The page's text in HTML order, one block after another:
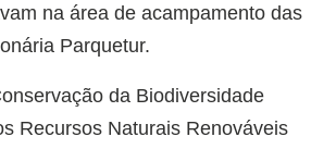
na área de acampamento das
Parquetur.
da Biodiversidade
Recursos Naturais Renováveis